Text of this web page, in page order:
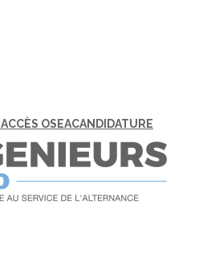
ACCÈS OSEACANDIDATURE